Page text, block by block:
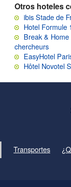
Otros hoteles
ibis Stade de
Hotel Formule
Break &
chercheurs
EasyHotel
Hôtel Novotel
Transportes